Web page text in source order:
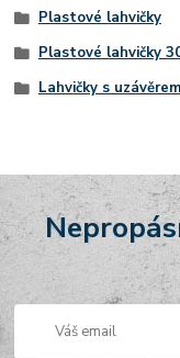
Plastové lahvičky
Plastové lahvičky
Lahvičky s uzávěrem